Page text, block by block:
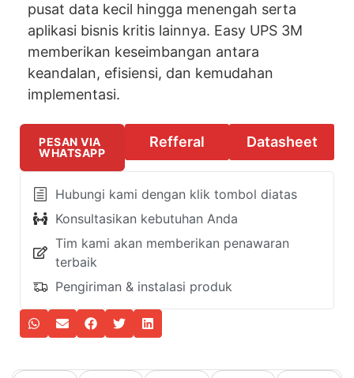
pusat data kecil hingga menengah serta
aplikasi bisnis kritis lainnya. Easy UPS 3M
memberikan keseimbangan antara
keandalan, efisiensi, dan kemudahan
implementasi.
PESAN VIA
WHATSAPP
Refferal Datasheet
Hubungi kami dengan klik tombol diatas
Konsultasikan kebutuhan Anda
Tim kami akan memberikan penawaran
terbaik
Pengiriman & instalasi produk